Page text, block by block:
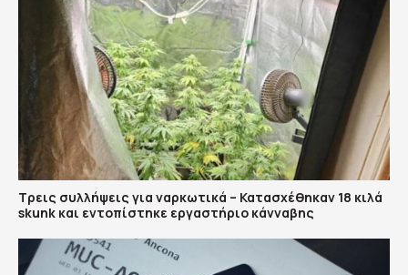
Τρεις συλλήψεις για ναρκωτικά – Κατασχέθηκαν 18 κιλά
skunk και εντοπίστηκε εργαστήριο κάνναβης